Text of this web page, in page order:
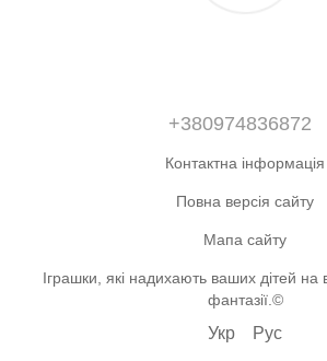
+380974836872
Контактна інформація
Повна версія сайту
Мапа сайту
Іграшки, які надихають ваших дітей на
фантазії.©
Укр Рус